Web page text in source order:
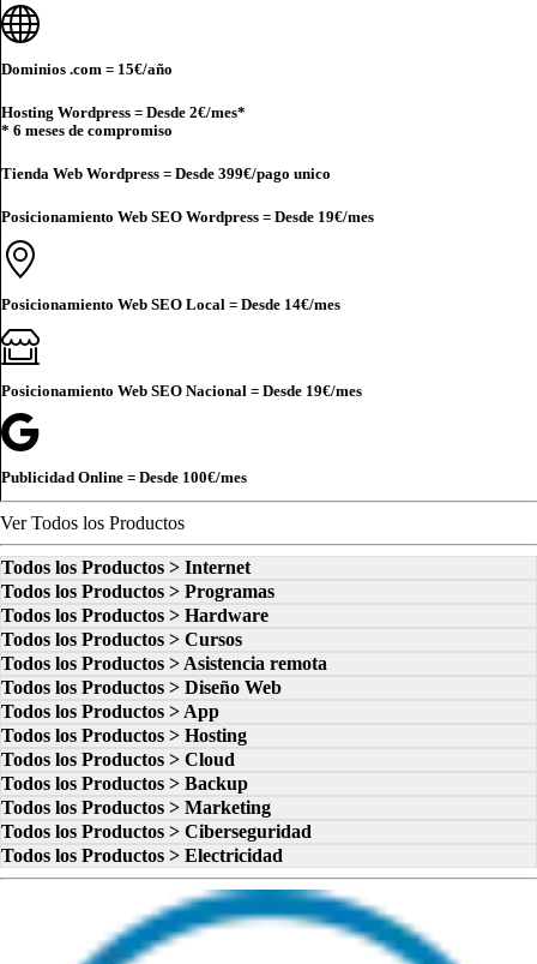
Dominios .com = 15€/año
Hosting Wordpress = Desde 2€/mes*
* 6 meses de compromiso
Tienda Web Wordpress = Desde 399€/pago unico
Posicionamiento Web SEO Wordpress = Desde 19€/mes
Posicionamiento Web SEO Local = Desde 14€/mes
Posicionamiento Web SEO Nacional = Desde 19€/mes
Publicidad Online = Desde 100€/mes
Ver Todos los Productos
Todos los Productos > Internet
Todos los Productos > Programas
Todos los Productos > Hardware
Todos los Productos > Cursos
Todos los Productos > Asistencia remota
Todos los Productos > Diseño Web
Todos los Productos > App
Todos los Productos > Hosting
Todos los Productos > Cloud
Todos los Productos > Backup
Todos los Productos > Marketing
Todos los Productos > Ciberseguridad
Todos los Productos > Electricidad